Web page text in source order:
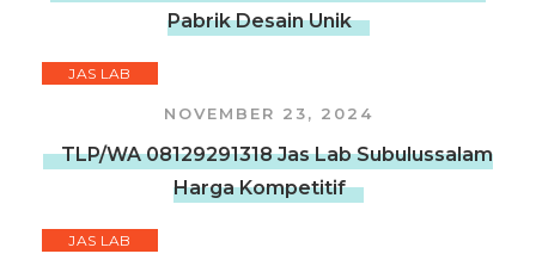
Pabrik Desain Unik
JAS LAB
NOVEMBER 23, 2024
TLP/WA 08129291318 Jas Lab Subulussalam
Harga Kompetitif
JAS LAB